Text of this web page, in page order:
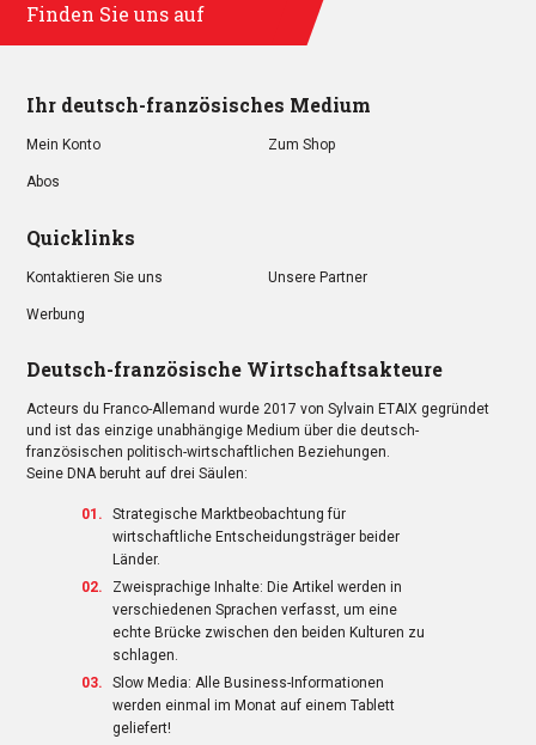
Finden Sie uns auf
Ihr deutsch-französisches Medium
Mein Konto Zum Shop
Abos
Quicklinks
Kontaktieren Sie uns Unsere Partner
Werbung
Deutsch-französische Wirtschaftsakteure
Acteurs du Franco-Allemand wurde 2017 von Sylvain ETAIX gegründet
und ist das einzige unabhängige Medium über die deutsch-
französischen politisch-wirtschaftlichen Beziehungen.
Seine DNA beruht auf drei Säulen:
Strategische Marktbeobachtung für
wirtschaftliche Entscheidungsträger beider
Länder.
Zweisprachige Inhalte: Die Artikel werden in
verschiedenen Sprachen verfasst, um eine
echte Brücke zwischen den beiden Kulturen zu
schlagen.
Slow Media: Alle Business-Informationen
werden einmal im Monat auf einem Tablett
geliefert!